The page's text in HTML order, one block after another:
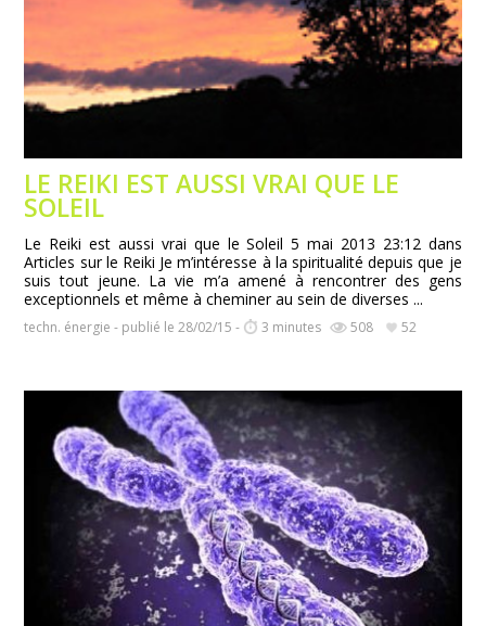
LE REIKI EST AUSSI VRAI QUE LE
SOLEIL
Le Reiki est aussi vrai que le Soleil 5 mai 2013 23:12 dans
Articles sur le Reiki Je m’intéresse à la spiritualité depuis que je
suis tout jeune. La vie m’a amené à rencontrer des gens
exceptionnels et même à cheminer au sein de diverses ...
techn. énergie - publié le 28/02/15 - 3 minutes 508 52